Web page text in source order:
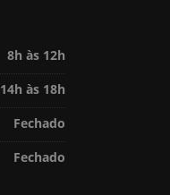
8h às 12h
14h às 18h
Fechado
Fechado